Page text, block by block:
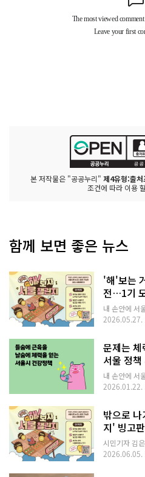
본 저작물은 "공공누리" 제4유형:출
조건에 따라 이용
함께 보면 좋은 뉴스
'해'보는
전…1기
내 손안에 서
2026.05.27.
문제는
서울 정책
내 손안에 서
2026.01.22.
밖으로
지' 빙고
시민기자 김
2026.06.05.